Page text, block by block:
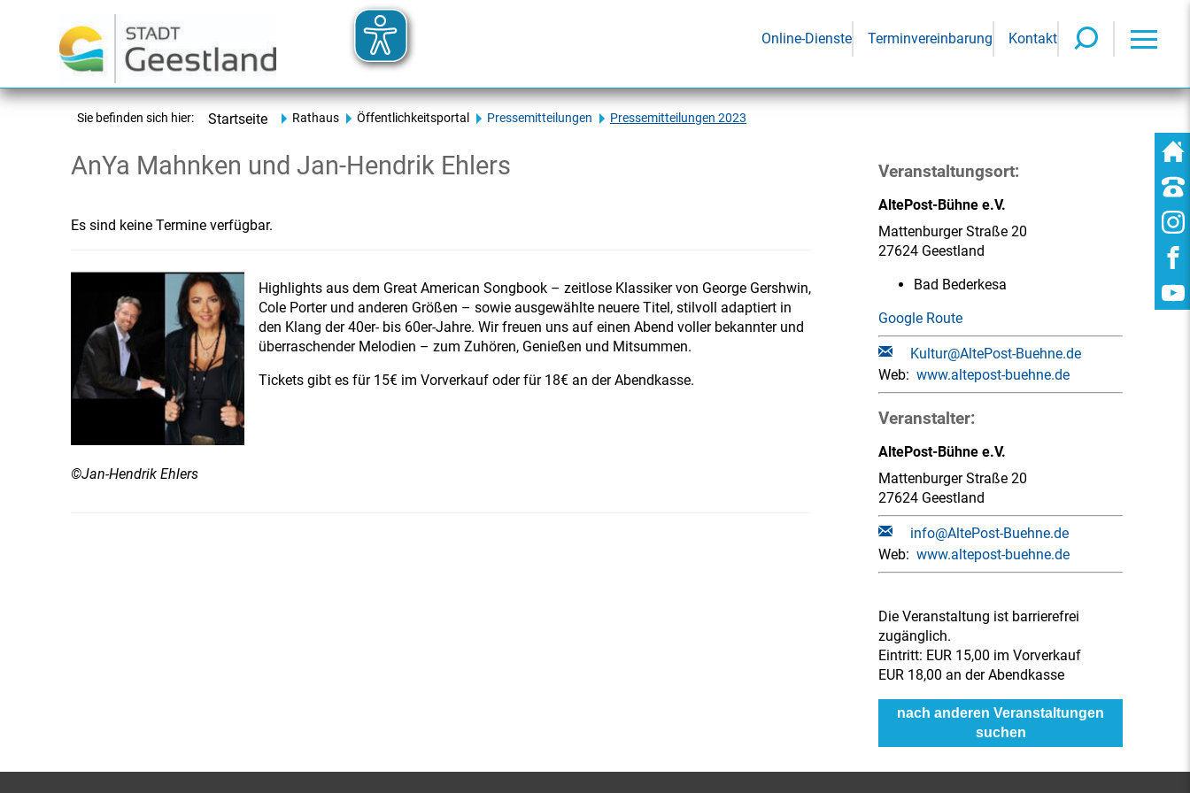
Online-Dienste Terminvereinbarung Kontakt
Sie befinden sich hier: Startseite Rathaus Öffentlichkeitsportal Pressemitteilungen Pressemitteilungen 2023
AnYa Mahnken und Jan-Hendrik Ehlers
Es sind keine Termine verfügbar.
©Jan-Hendrik Ehlers
Highlights aus dem Great American Songbook – zeitlose Klassiker von George Gershwin,
Cole Porter und anderen Größen – sowie ausgewählte neuere Titel, stilvoll adaptiert in
den Klang der 40er- bis 60er-Jahre. Wir freuen uns auf einen Abend voller bekannter und
überraschender Melodien – zum Zuhören, Genießen und Mitsummen.
Tickets gibt es für 15€ im Vorverkauf oder für 18€ an der Abendkasse.
Veranstaltungsort:
AltePost-Bühne e.V.
Mattenburger Straße 20
27624 Geestland
Bad Bederkesa
Google Route
Kultur@AltePost-Buehne.de
Web: www.altepost-buehne.de
Veranstalter:
AltePost-Bühne e.V.
Mattenburger Straße 20
27624 Geestland
info@AltePost-Buehne.de
Web: www.altepost-buehne.de
Die Veranstaltung ist barrierefrei
zugänglich.
Eintritt: EUR 15,00 im Vorverkauf
EUR 18,00 an der Abendkasse
nach anderen Veranstaltungen
suchen